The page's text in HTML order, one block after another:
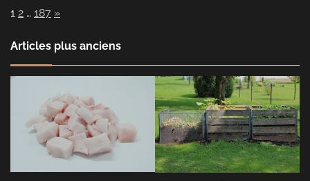
Page:
1 2 … 187 Next
»
Articles plus anciens